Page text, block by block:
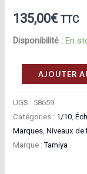
135,00€ TTC
Disponibilité : En
quantité
de
Tamiya
Toyota
Gazoo
Racing
AJOUTER
UGS : 58659
Catégories : 1/10,
Marques,Niveaux
Marque :Tamiya